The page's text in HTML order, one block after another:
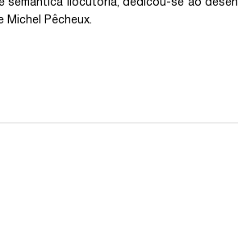
semântica ilocutória, dedicou-se ao
Michel Pêcheux.